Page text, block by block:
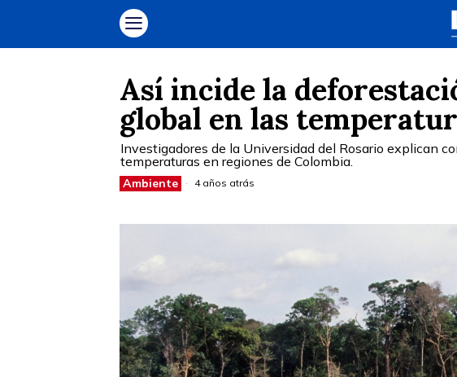
Así incide la
global en las
Investigadores de la Universidad del Rosario explican
temperaturas en regiones de Colombia.
Ambiente 4 años atrás